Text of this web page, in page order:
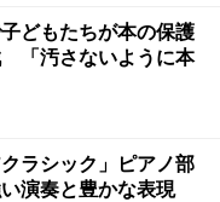
どもたちが本の保護
「汚さないように本
クラシック」ピアノ部
演奏と豊かな表現